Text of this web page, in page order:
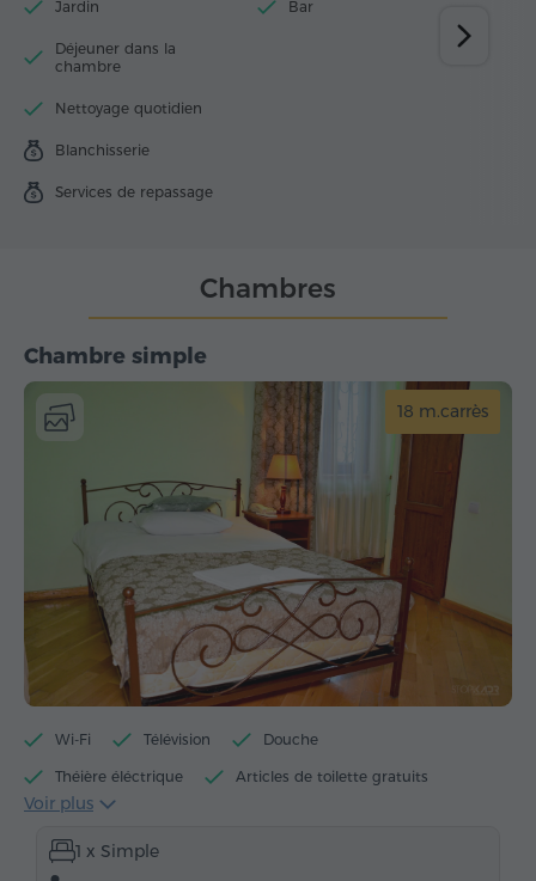
Jardin
Déjeuner dans la
chambre
Nettoyage quotidien
Blanchisserie
Services de repassage
Bar
Chambre simple
18 m.carrès
Wi-Fi Télévision Douche
Théière éléctrique Articles de toilette gratuits
Serviettes
Chauffage
Voir plus
1 x Simple
Chambres